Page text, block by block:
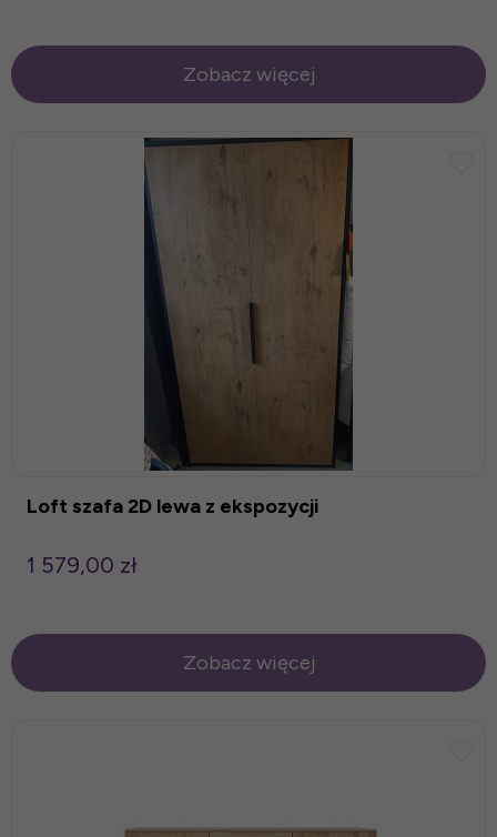
Zobacz więcej
Loft szafa 2D lewa z ekspozycji
1 579,00 zł
Zobacz więcej